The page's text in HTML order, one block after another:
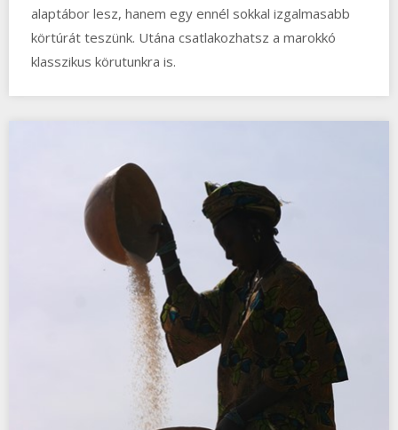
alaptábor lesz, hanem egy ennél sokkal izgalmasabb
körtúrát teszünk. Utána csatlakozhatsz a marokkó
klasszikus körutunkra is.